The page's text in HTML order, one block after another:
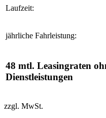
Laufzeit:
jährliche Fahrleistung:
48 mtl. Leasingraten
Dienstleistungen
zzgl. MwSt.